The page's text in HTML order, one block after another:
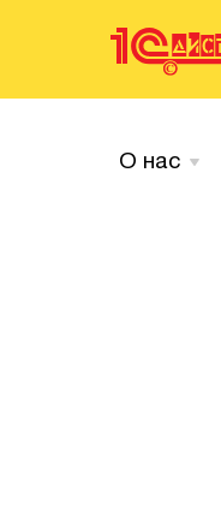
О нас